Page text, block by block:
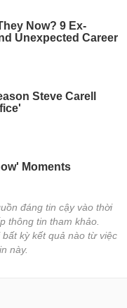
đáng tin cậy vào thời
thông tin tham khảo.
kỳ kết quả nào từ việc
này.